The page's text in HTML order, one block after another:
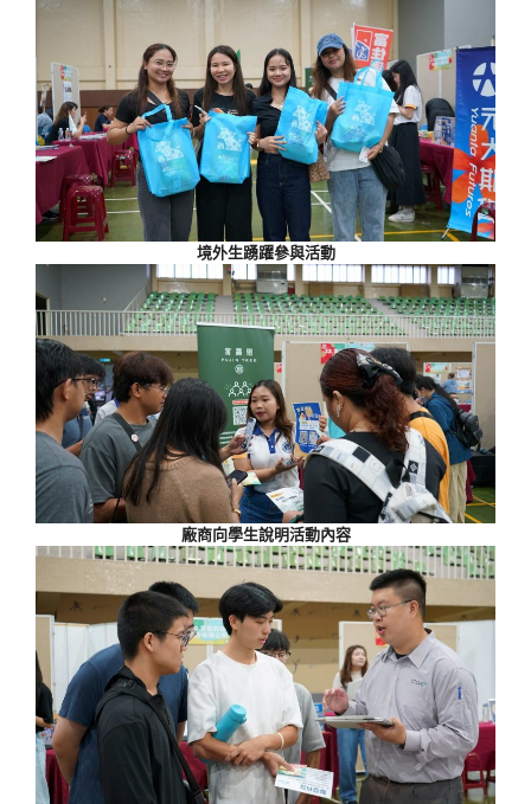
境外生踴躍參與活動
廠商向學生說明活動內容